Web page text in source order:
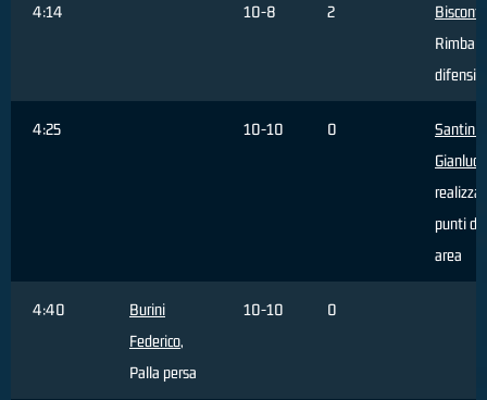
4:14 10-8 2
Bisconti
4:25 10-10 0
Santini
Gianluca
punti
area
4:40
Burini
Federico,
Palla persa
10-10 0